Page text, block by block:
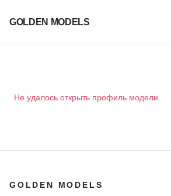
GOLDEN MODELS
Не удалось открыть профиль модели.
GOLDEN MODELS